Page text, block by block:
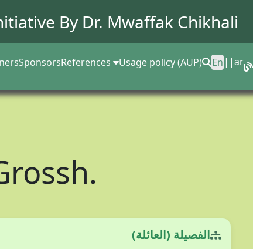
By Dr. Mwaffak Chikhali
SponsorsReferences Usage policy (AUP) En ||ar
الفصيلة (العائلة)